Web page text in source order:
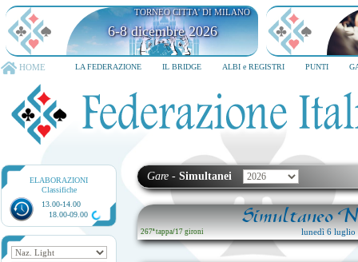
TORNEO CITTA' DI MILANO
6-8 dicembre 2026
HOME LA FEDERAZIONE IL BRIDGE ALBI e REGISTRI PUNTI
ELABORAZIONI
Classifiche
13.00-14.00
18.00-09.00
Gare - Simultanei
Simultaneo
267ª tappa/17 gironi lunedì 6 luglio